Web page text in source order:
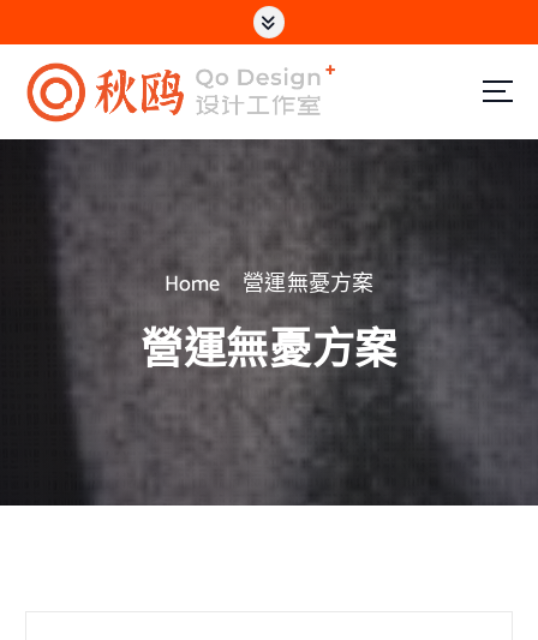
k
p
專注於電商設計｜網站製作｜UI設計
Home 營運無憂方案
營運無憂方案